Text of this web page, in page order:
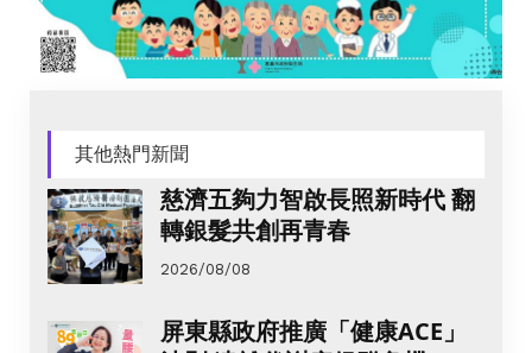
其他熱門新聞
慈濟五夠力智啟長照新時代 翻
轉銀髮共創再青春
2026/08/08
屏東縣政府推廣「健康ACE」